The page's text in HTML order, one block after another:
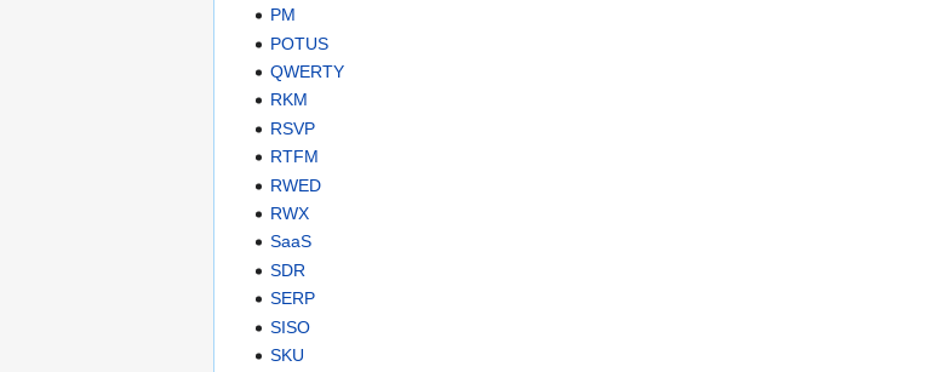
PM
POTUS
QWERTY
RKM
RSVP
RTFM
RWED
RWX
SaaS
SDR
SERP
SISO
SKU